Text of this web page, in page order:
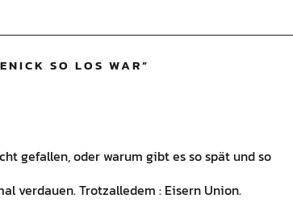
SO LOS WAR”
gefallen, oder warum gibt es so spät und so
verdauen. Trotzalledem : Eisern Union.